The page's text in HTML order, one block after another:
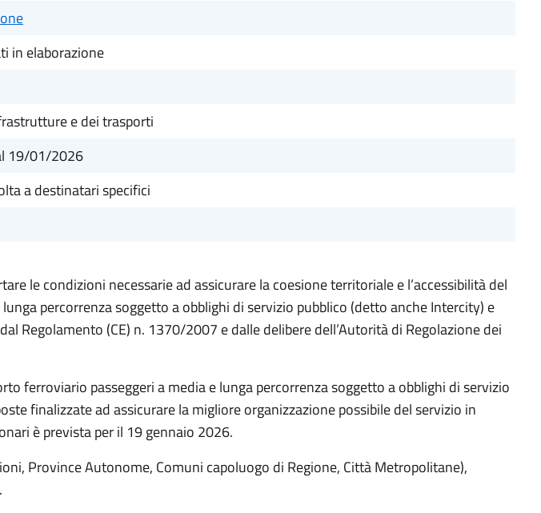
in elaborazione
e dei trasporti
19/01/2026
a destinatari specifici
le condizioni necessarie ad assicurare la coesione territoriale e l’accessibilità del
percorrenza soggetto a obblighi di servizio pubblico (detto anche Intercity) e
(CE) n. 1370/2007 e dalle delibere dell’Autorità di Regolazione dei
ferroviario passeggeri a media e lunga percorrenza soggetto a obblighi di servizio
finalizzate ad assicurare la migliore organizzazione possibile del servizio in
è prevista per il 19 gennaio 2026.
Province Autonome, Comuni capoluogo di Regione, Città Metropolitane),